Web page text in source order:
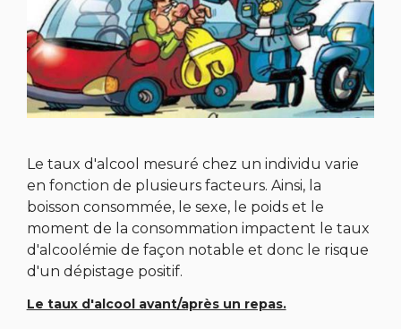
Le taux d'alcool mesuré chez un individu varie
en fonction de plusieurs facteurs. Ainsi, la
boisson consommée, le sexe, le poids et le
moment de la consommation impactent le taux
d'alcoolémie de façon notable et donc le risque
d'un dépistage positif.
Le taux d'alcool avant/après un repas.